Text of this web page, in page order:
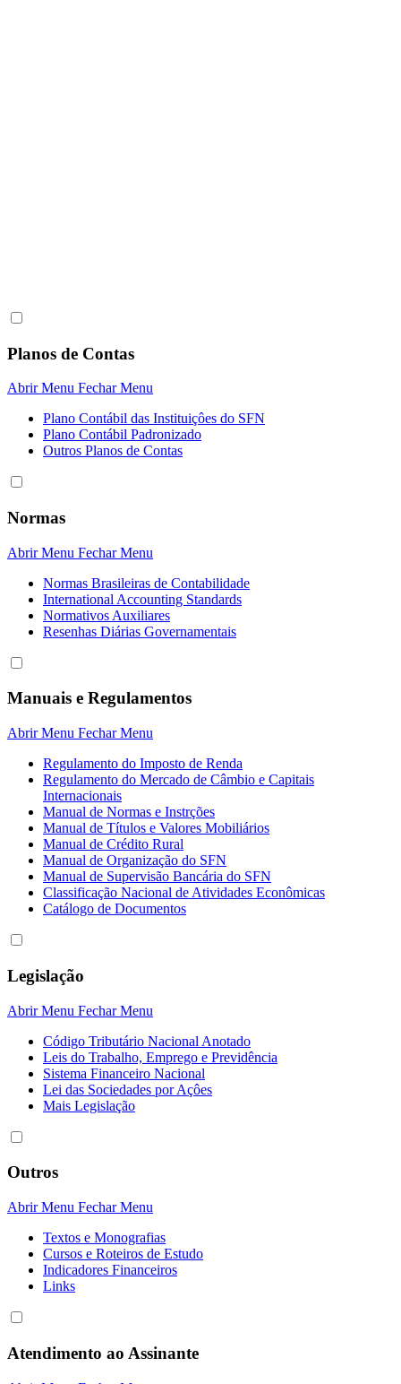
Planos de Contas
Abrir Menu Fechar Menu
Plano Contábil das Instituiçôes do SFN
Plano Contábil Padronizado
Outros Planos de Contas
Normas
Abrir Menu Fechar Menu
Normas Brasileiras de Contabilidade
International Accounting Standards
Normativos Auxiliares
Resenhas Diárias Governamentais
Manuais e Regulamentos
Abrir Menu Fechar Menu
Regulamento do Imposto de Renda
Regulamento do Mercado de Câmbio e Capitais
Internacionais
Manual de Normas e Instrções
Manual de Títulos e Valores Mobiliários
Manual de Crédito Rural
Manual de Organização do SFN
Manual de Supervisão Bancária do SFN
Classificação Nacional de Atividades Econômicas
Catálogo de Documentos
Legislação
Abrir Menu Fechar Menu
Código Tributário Nacional Anotado
Leis do Trabalho, Emprego e Previdência
Sistema Financeiro Nacional
Lei das Sociedades por Açôes
Mais Legislação
Outros
Abrir Menu Fechar Menu
Textos e Monografias
Cursos e Roteiros de Estudo
Indicadores Financeiros
Links
Atendimento ao Assinante